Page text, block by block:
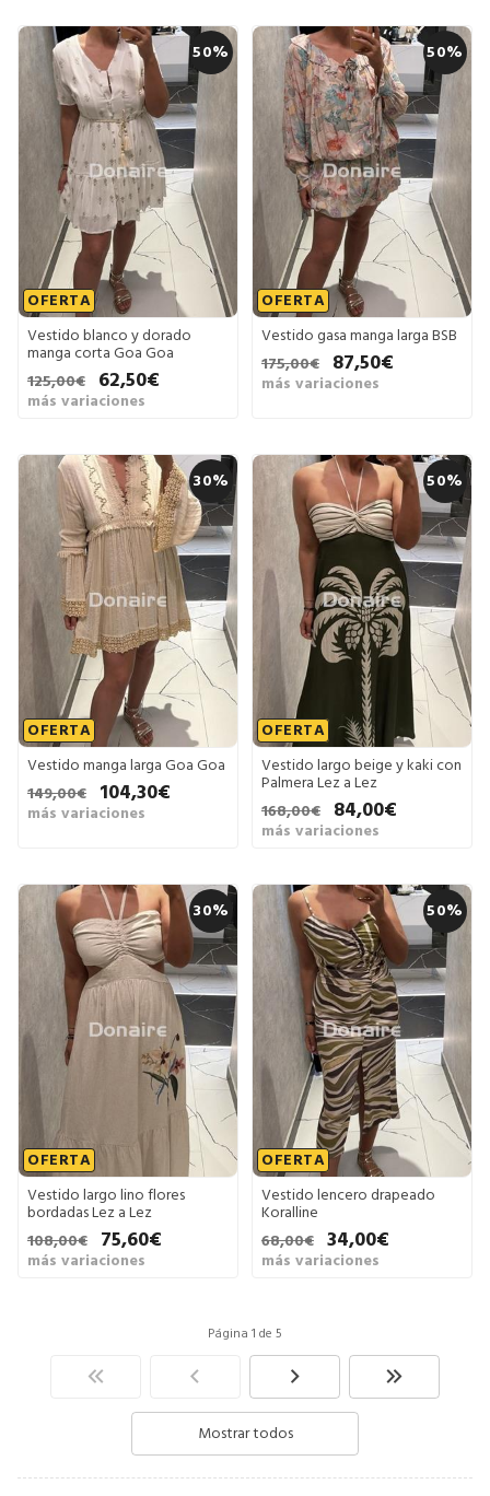
50%
OFERTA
Vestido blanco y dorado
manga corta Goa Goa
125,00€
62,50€
más variaciones
50%
OFERTA
Vestido gasa manga larga BSB
175,00€
87,50€
más variaciones
30%
OFERTA
Vestido manga larga Goa Goa
149,00€
104,30€
más variaciones
50%
OFERTA
Vestido largo beige y kaki con
Palmera Lez a Lez
168,00€
84,00€
más variaciones
30%
OFERTA
Vestido largo lino flores
bordadas Lez a Lez
108,00€
75,60€
más variaciones
50%
OFERTA
Vestido lencero drapeado
Koralline
68,00€ 34,00€
más variaciones
Página 1 de 5
Mostrar todos